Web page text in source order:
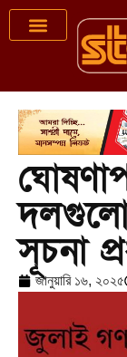
সূচনা
জানুয়ারি ১৬, ২০২৫